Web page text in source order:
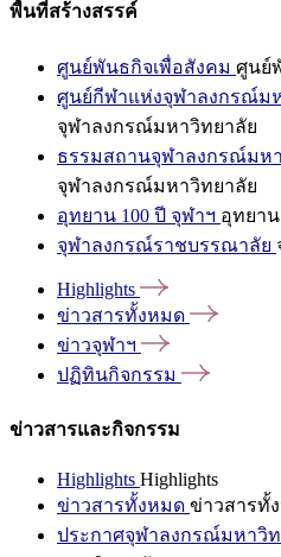
พื้นที่สร้างสรรค์
ศูนย์พันธกิจเพื่อสังคม ศูนย์
ศูนย์กีฬาแห่งจุฬาลงกรณ์ม
จุฬาลงกรณ์มหาวิทยาลัย
ธรรมสถานจุฬาลงกรณ์มห
จุฬาลงกรณ์มหาวิทยาลัย
อุทยาน 100 ปี จุฬาฯ อุทยาน
จุฬาลงกรณ์ราชบรรณาลัย
Highlights
ข่าวสารทั้งหมด
ข่าวจุฬาฯ
ปฏิทินกิจกรรม
ข่าวสารและกิจกรรม
Highlights Highlights
ข่าวสารทั้งหมด ข่าวสารทั้
ประกาศจุฬาลงกรณ์มหาวิ